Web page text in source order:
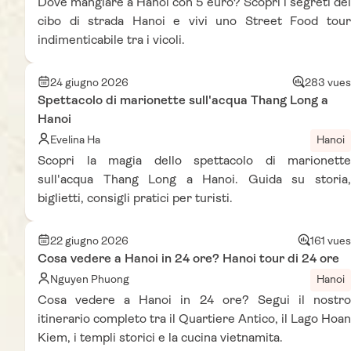
Dove mangiare a Hanoi con 5 euro? Scopri i segreti del
cibo di strada Hanoi e vivi uno Street Food tour
indimenticabile tra i vicoli.
24 giugno 2026 283 vues
Spettacolo di marionette sull'acqua Thang Long a
Hanoi
Evelina Ha Hanoi
Scopri la magia dello spettacolo di marionette
sull'acqua Thang Long a Hanoi. Guida su storia,
biglietti, consigli pratici per turisti.
22 giugno 2026 161 vues
Cosa vedere a Hanoi in 24 ore? Hanoi tour di 24 ore
Nguyen Phuong Hanoi
Cosa vedere a Hanoi in 24 ore? Segui il nostro
itinerario completo tra il Quartiere Antico, il Lago Hoan
Kiem, i templi storici e la cucina vietnamita.